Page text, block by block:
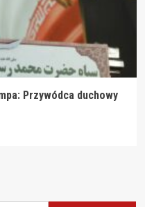
Przywódca duchowy